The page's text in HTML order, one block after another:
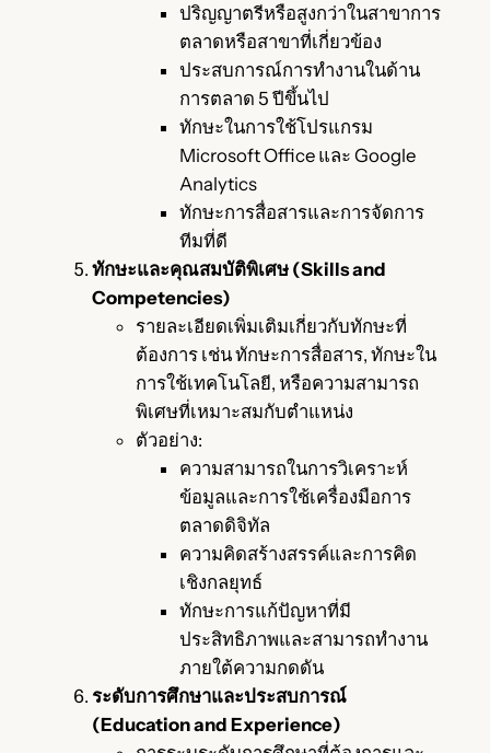
ปริญญาตรีหรือสูงกว่าในสาขาการ
ตลาดหรือสาขาที่เกี่ยวข้อง
ประสบการณ์การทำงานในด้าน
การตลาด 5 ปีขึ้นไป
ทักษะในการใช้โปรแกรม
Microsoft Office และ Google
Analytics
ทักษะการสื่อสารและการจัดการ
ทีมที่ดี
ทักษะและคุณสมบัติพิเศษ (Skills and
Competencies)
รายละเอียดเพิ่มเติมเกี่ยวกับทักษะที่
ต้องการ เช่น ทักษะการสื่อสาร, ทักษะใน
การใช้เทคโนโลยี, หรือความสามารถ
พิเศษที่เหมาะสมกับตำแหน่ง
ตัวอย่าง:
ความสามารถในการวิเคราะห์
ข้อมูลและการใช้เครื่องมือการ
ตลาดดิจิทัล
ความคิดสร้างสรรค์และการคิด
เชิงกลยุทธ์
ทักษะการแก้ปัญหาที่มี
ประสิทธิภาพและสามารถทำงาน
ภายใต้ความกดดัน
ระดับการศึกษาและประสบการณ์
(Education and Experience)